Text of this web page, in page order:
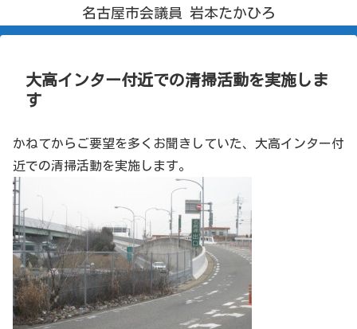
名古屋市会議員 岩本たかひろ
大高インター付近での清掃活動を実施しま
す
かねてからご要望を多くお聞きしていた、大高インター付
近での清掃活動を実施します。